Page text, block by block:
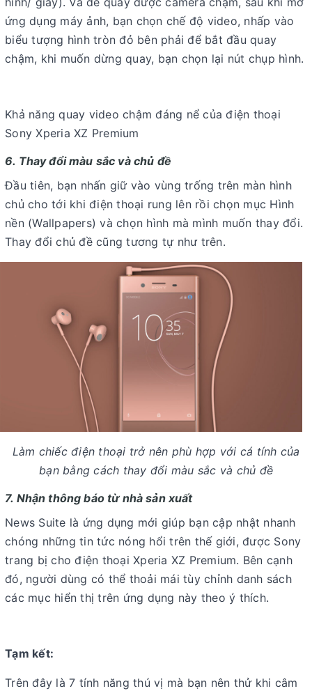
ứng dụng máy ảnh, bạn chọn chế độ video, nhấp vào
biểu tượng hình tròn đỏ bên phải để bắt đầu quay
chậm, khi muốn dừng quay, bạn chọn lại nút chụp hình.
Khả năng quay video chậm đáng nể của điện thoại
Sony Xperia XZ Premium
6. Thay đổi màu sắc và chủ đề
Đầu tiên, bạn nhấn giữ vào vùng trống trên màn hình
chủ cho tới khi điện thoại rung lên rồi chọn mục Hình
nền (Wallpapers) và chọn hình mà mình muốn thay đổi.
Thay đổi chủ đề cũng tương tự như trên.
Làm chiếc điện thoại trở nên phù hợp với cá tính của
bạn bằng cách thay đổi màu sắc và chủ đề
7. Nhận thông báo từ nhà sản xuất
News Suite là ứng dụng mới giúp bạn cập nhật nhanh
chóng những tin tức nóng hổi trên thế giới, được Sony
trang bị cho điện thoại Xperia XZ Premium. Bên cạnh
đó, người dùng có thể thoải mái tùy chỉnh danh sách
các mục hiển thị trên ứng dụng này theo ý thích.
Tạm kết:
Trên đây là 7 tính năng thú vị mà bạn nên thử khi câm